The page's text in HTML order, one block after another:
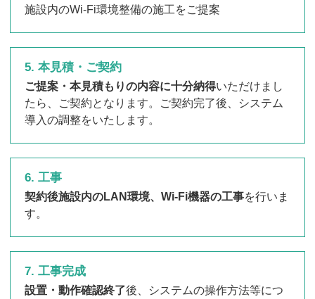
施設内のWi-Fi環境整備の施工をご提案
5. 本見積・ご契約
ご提案・本見積もりの内容に十分納得いただけまし
たら、ご契約となります。ご契約完了後、システム
導入の調整をいたします。
6. 工事
契約後施設内のLAN環境、Wi-Fi機器の工事を行いま
す。
7. 工事完成
設置・動作確認終了後、システムの操作方法等につ